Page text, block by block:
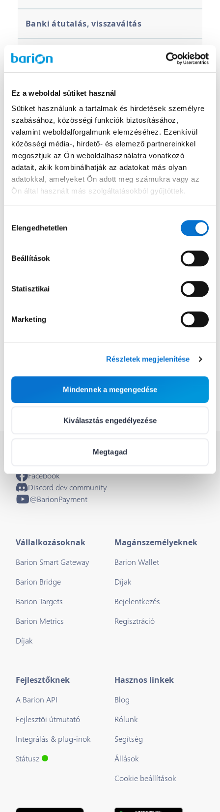
Ez a weboldal sütiket használ
Sütiket használunk a tartalmak és hirdetések személyre
szabásához, közösségi funkciók biztosításához,
valamint weboldalforgalmunk elemzéséhez. Ezenkívül
közösségi média-, hirdető- és elemező partnereinkkel
megosztjuk az Ön weboldalhasználatra vonatkozó
adatait, akik kombinálhatják az adatokat más olyan
adatokkal, amelyeket Ön adott meg számukra vagy az
Ön által használt más szolgáltatásokból gyűjtöttek.
kiválasztása
Elengedhetetlen
Beállítások
Statisztikai
Marketing
Részletek megjelenítése
Mindennek a megengedése
Kiválasztás engedélyezése
Megtagad
Banki átutalás, visszaváltás
Tárca megszüntetés
kapcsolatos kérdések
Új díjcsomagok 2025
Belépés
Belépés
Elérhetőségek
hello@barion.com
Hétköznap 08:00-17:00
(06 1) 464 7099
10:00-16:00
Csütörtök:
Facebook
Discord dev community
@BarionPayment
Vállalkozásoknak
Barion Smart Gateway
Barion Bridge
Barion Targets
Barion Metrics
Díjak
Magánszemélyeknek
Barion Wallet
Díjak
Bejelentkezés
Regisztráció
Fejlesztőknek
A Barion API
Fejlesztői útmutató
Integrálás & plug-inok
Státusz
Hasznos linkek
Blog
Rólunk
Segítség
Állások
Cookie beállítások